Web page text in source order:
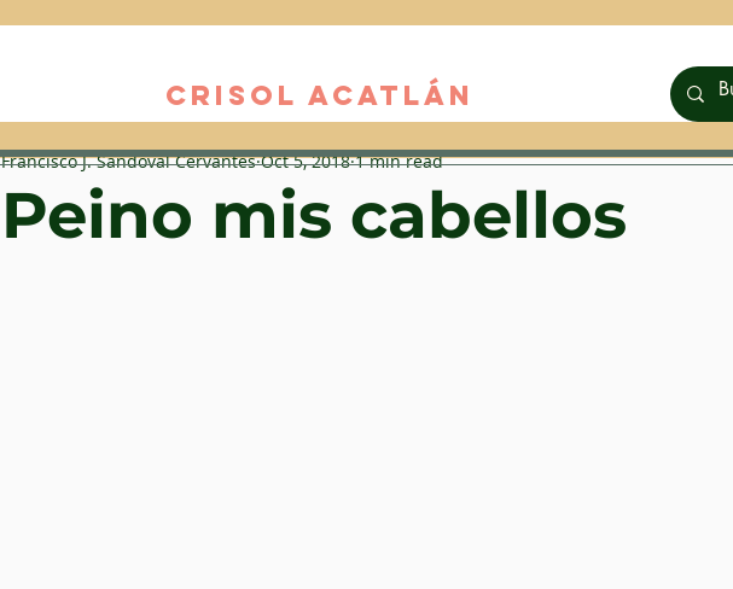
CRISOL ACATLáN
Peino mis cabellos
Francisco J. Sandoval Cervantes Oct 5, 2018 1 min read